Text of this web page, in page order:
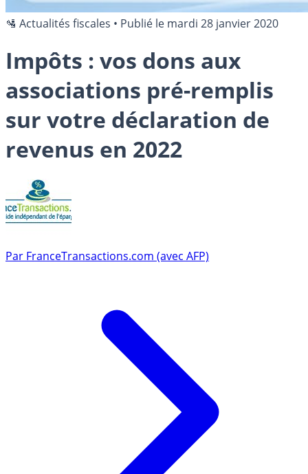
🛂 Actualités fiscales • Publié le mardi 28 janvier 2020
Impôts : vos dons aux
associations pré-remplis
sur votre déclaration de
revenus en 2022
Par FranceTransactions.com (avec AFP)